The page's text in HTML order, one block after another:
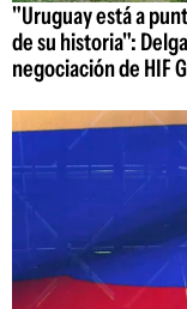
"Uruguay está a
de su historia":
negociación de HIF